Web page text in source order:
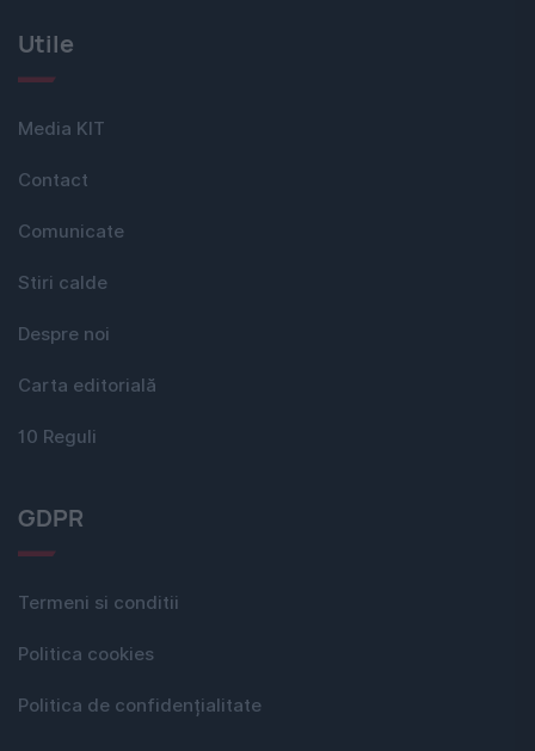
Utile
Media KIT
Contact
Comunicate
Stiri calde
Despre noi
Carta editorială
10 Reguli
GDPR
Termeni si conditii
Politica cookies
Politica de confidențialitate